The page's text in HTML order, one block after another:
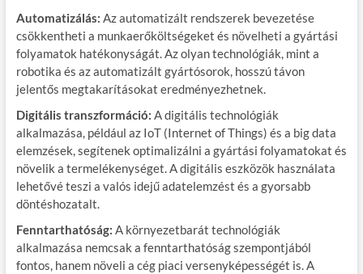
Automatizálás: Az automatizált rendszerek bevezetése
csökkentheti a munkaerőköltségeket és növelheti a gyártási
folyamatok hatékonyságát. Az olyan technológiák, mint a
robotika és az automatizált gyártósorok, hosszú távon
jelentős megtakarításokat eredményezhetnek.
Digitális transzformáció: A digitális technológiák
alkalmazása, például az IoT (Internet of Things) és a big data
elemzések, segítenek optimalizálni a gyártási folyamatokat és
növelik a termelékenységet. A digitális eszközök használata
lehetővé teszi a valós idejű adatelemzést és a gyorsabb
döntéshozatalt.
Fenntarthatóság: A környezetbarát technológiák
alkalmazása nemcsak a fenntarthatóság szempontjából
fontos, hanem növeli a cég piaci versenyképességét is. A